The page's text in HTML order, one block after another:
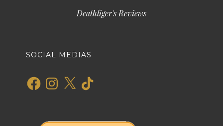
Deathliger's Reviews
SOCIAL MEDIAS
FacebookInstagram
X TikTok